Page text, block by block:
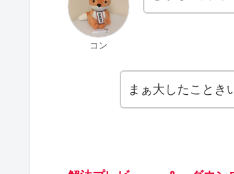
コン
まぁ大したことき